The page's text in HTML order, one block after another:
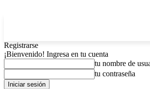
Registrarse
¡Bienvenido! Ingresa en tu cuenta
tu nombre de
tu contraseña